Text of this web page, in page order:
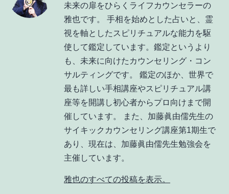
未来の扉をひらくライフカウンセラーの
雅也です。 手相を始めとした占いと、霊
視を軸としたスピリチュアルな能力を駆
使して鑑定しています。鑑定というより
も、未来に向けたカウンセリング・コン
サルティングです。 鑑定のほか、世界で
最も詳しい手相講座やスピリチュアル講
座等を開講し初心者からプロ向けまで開
催しています。 また、加藤眞由儒先生の
サイキックカウンセリング講座第1期生で
あり、現在は、加藤眞由儒先生勉強会を
主催しています。
雅也のすべての投稿を表示。